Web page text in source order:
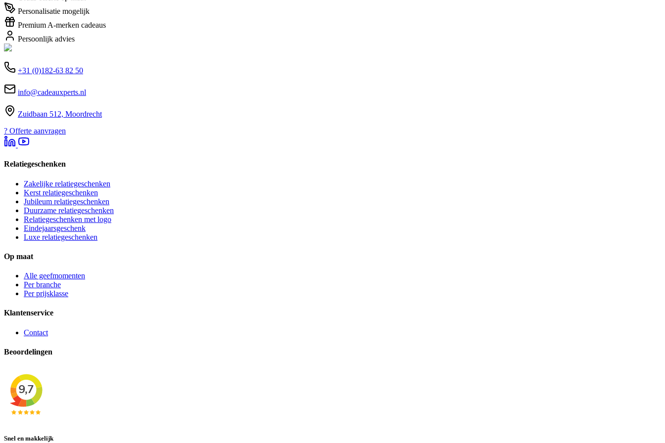
Personalisatie mogelijk
Premium A-merken cadeaus
Persoonlijk advies
+31 (0)182-63 82 50
info@cadeauxperts.nl
Zuidbaan 512, Moordrecht
? Offerte aanvragen
Relatiegeschenken
Zakelijke relatiegeschenken
Kerst relatiegeschenken
Jubileum relatiegeschenken
Duurzame relatiegeschenken
Relatiegeschenken met logo
Eindejaarsgeschenk
Luxe relatiegeschenken
Op maat
Alle geefmomenten
Per branche
Per prijsklasse
Klantenservice
Contact
Beoordelingen
Snel en makkelijk